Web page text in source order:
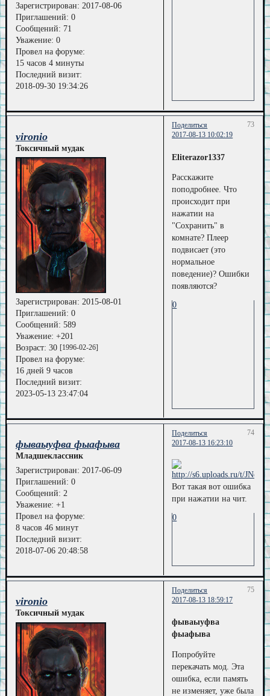
Зарегистрирован: 2017-08-06
Приглашений: 0
Сообщений: 71
Уважение: 0
Провел на форуме:
15 часов 4 минуты
Последний визит:
2018-09-30 19:34:26
Поделиться
73
2017-08-13 10:02:19
vironio
Токсичный мудак
Зарегистрирован: 2015-08-01
Приглашений: 0
Сообщений: 589
Уважение: +201
Возраст: 30 [1996-02-26]
Провел на форуме:
16 дней 9 часов
Последний визит:
2023-05-13 23:47:04
Eliterazor1337
Расскажите
поподробнее. Что
происходит при
нажатии на
"Сохранить" в
комнате? Плеер
подвисает (это
нормальное
поведение)? Ошибки
появляются?
0
Поделиться
74
2017-08-13 16:23:10
фываыуфва фыафыва
Младшеклассник
Зарегистрирован: 2017-06-09
Приглашений: 0
Сообщений: 2
Уважение: +1
Провел на форуме:
8 часов 46 минут
Последний визит:
2018-07-06 20:48:58
Вот такая вот ошибка
при нажатии на чит.
0
Поделиться
75
2017-08-13 18:59:17
vironio
Токсичный мудак
фываыуфва
фыафыва
Попробуйте
перекачать мод. Эта
ошибка, если память
не изменяет, уже была